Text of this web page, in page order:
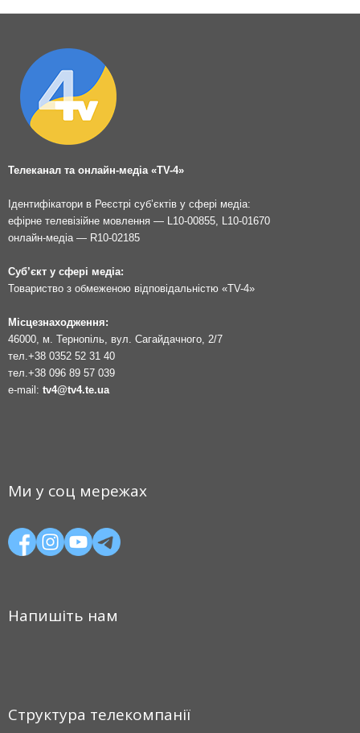
Телеканал та онлайн-медіа «TV-4»
Ідентифікатори в Реєстрі суб’єктів у сфері медіа:
ефірне телевізійне мовлення — L10-00855, L10-01670
онлайн-медіа — R10-02185
Суб’єкт у сфері медіа:
Товариство з обмеженою відповідальністю «TV-4»
Місцезнаходження:
46000, м. Тернопіль, вул. Сагайдачного, 2/7
тел. +38 0352 52 31 40
тел. +38 096 89 57 039
e-mail: tv4@tv4.te.ua
Ми у соц мережах
Напишіть нам
Структура телекомпанії